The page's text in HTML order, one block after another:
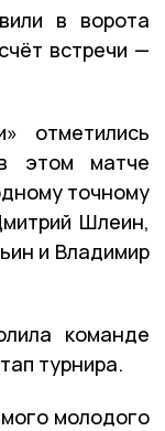
в ворота
встречи —
отметились
этом матче
точному
Шлеин,
и Владимир
команде
турнира.
молодого